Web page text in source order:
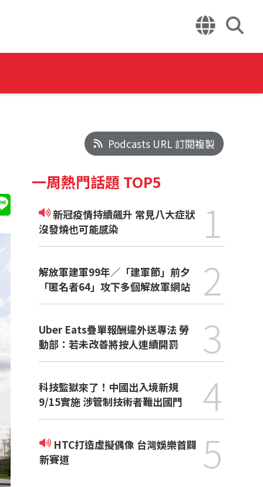
Podcasts URL 訂閱複製
一周熱門話題 TOP5
新冠疫情持續飆升 常見八大症狀
沒發燒也可能感染
1
解放軍建軍99年／「建軍節」前夕
「匿名者64」攻下多個解放軍網站
2
Uber Eats疊單報酬違外送專法 勞
動部：若未改善將按人連續開罰
3
科技監獄來了！中國出入境新規
9/15實施 涉管制技術者難出國門
4
新賽道
5